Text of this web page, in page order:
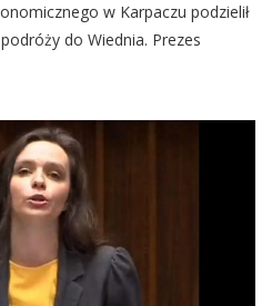
Jak
Putin.
Że
Nie
Różni”
w Karpaczu podzielił
do Wiednia. Prezes